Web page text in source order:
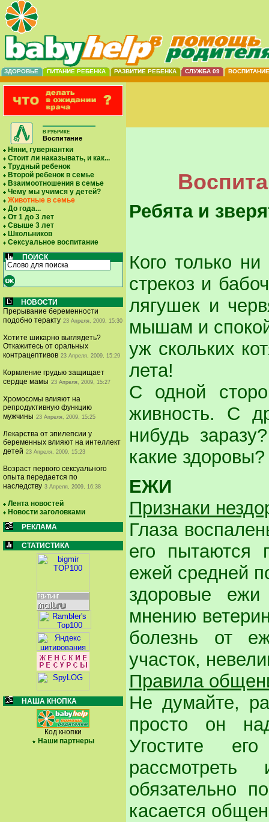
ЗДОРОВЬЕ ПИТАНИЕ РЕБЕНКА РАЗВИТИЕ РЕБЕНКА СЛУЖБА 09 ВОСПИТАНИЕ
В РУБРИКЕ
Воспитание
Няни, гувернантки
Стоит ли наказывать, и как...
Трудный ребенок
Второй ребенок в семье
Взаимоотношения в семье
Чему мы учимся у детей?
Животные в семье
До года...
От 1 до 3 лет
Свыше 3 лет
Школьников
Сексуальное воспитание
ПОИСК
НОВОСТИ
Прерывание беременности
подобно теракту 23 Апреля, 2009, 15:30
Хотите шикарно выглядеть?
Откажитесь от оральных
контрацептивов 23 Апреля, 2009, 15:29
Кормление грудью защищает
сердце мамы 23 Апреля, 2009, 15:27
Хромосомы влияют на
репродуктивную функцию
мужчины 23 Апреля, 2009, 15:25
Лекарства от эпилепсии у
беременных влияют на интеллект
детей 23 Апреля, 2009, 15:23
Возраст первого сексуального
опыта передается по
наследству 3 Апреля, 2009, 16:38
Лента новостей
Новости заголовками
РЕКЛАМА
СТАТИСТИКА
НАША КНОПКА
Код кнопки
Наши партнеры
Ребята и
Кого только
стрекоз и
лягушек и
мышам и
уж скольких
лета!
С одной
живность. С
нибудь
какие здоровы?
ЕЖИ
Признаки
Глаза
его пытаются
ежей средней
здоровые
мнению
болезнь от
участок,
Правила
Не думайте,
просто он
Угостите
обязательно
касается